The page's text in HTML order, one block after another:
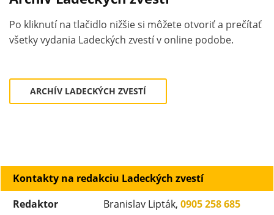
Po kliknutí na tlačidlo nižšie si môžete otvoriť a prečítať
všetky vydania Ladeckých zvestí v online podobe.
ARCHÍV LADECKÝCH ZVESTÍ
Kontakty na redakciu Ladeckých zvestí
Redaktor
Branislav Lipták, 0905 258 685